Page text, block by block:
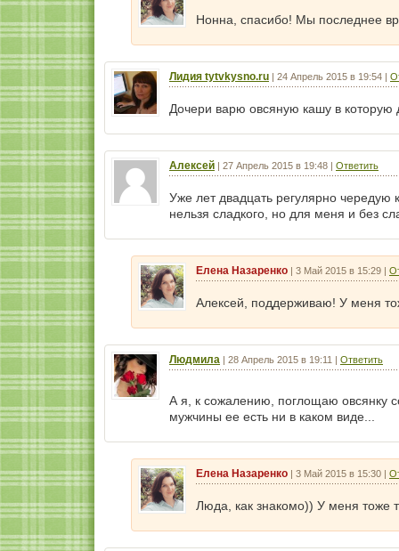
Нонна, спасибо! Мы последнее
Лидия tytvkysno.ru | 24 Апрель 2015 в 19:54 |
Дочери варю овсяную кашу в которую
Алексей | 27 Апрель 2015 в 19:48 | Ответить
Уже лет двадцать регулярно
нельзя сладкого, но для меня и без
Елена Назаренко | 3 Май 2015 в 15:29 |
Алексей, поддерживаю! У меня
Людмила | 28 Апрель 2015 в 19:11 | Ответить
А я, к сожалению, поглощаю овсянку
мужчины ее есть ни в каком виде...
Елена Назаренко | 3 Май 2015 в 15:30 |
Люда, как знакомо)) У меня тоже